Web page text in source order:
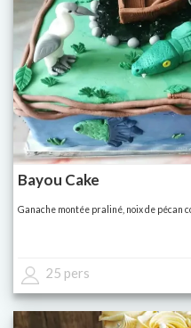
Bayou Cake
Ganache montée praliné, noix de pécan
25 pers